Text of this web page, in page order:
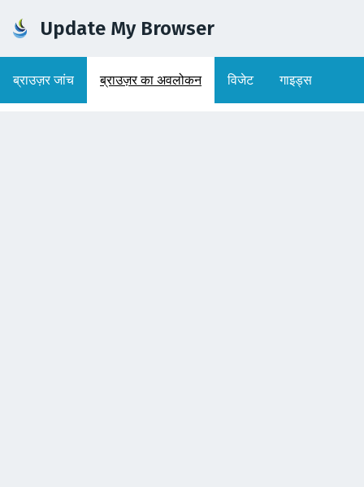
Update My Browser
ब्राउज़र जांच ब्राउज़र का अवलोकन विजेट गाइड्स